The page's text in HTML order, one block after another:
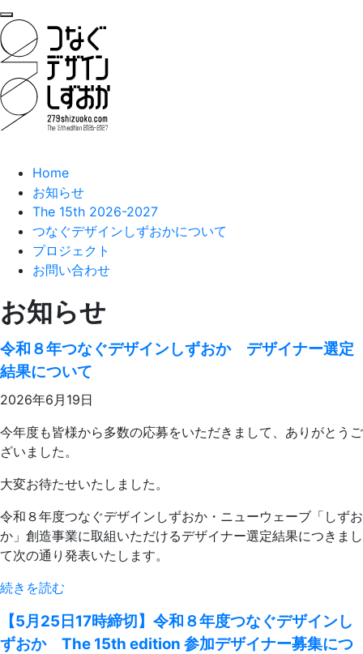
Home
お知らせ
The 15th 2026-2027
つなぐデザインしずおかについて
プロジェクト
お問い合わせ
お知らせ
令和８年つなぐデザインしずおか デザイナー選定
結果について
2026年6月19日
今年度も皆様から多数の応募をいただきまして、ありがとうご
ざいました。
大変お待たせいたしました。
令和８年度つなぐデザインしずおか・ニューウェーブ「しずお
か」創造事業に取組いただけるデザイナー選定結果につきまし
て次の通り発表いたします。
続きを読む
【5月25日17時締切】令和８年度つなぐデザインし
ずおか The 15th edition 参加デザイナー募集につ